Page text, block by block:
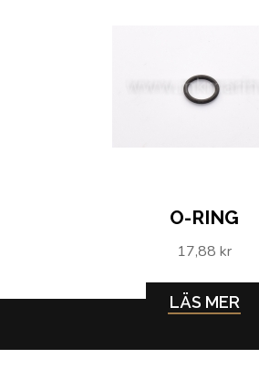
O-RING
17,88 kr
LÄS MER